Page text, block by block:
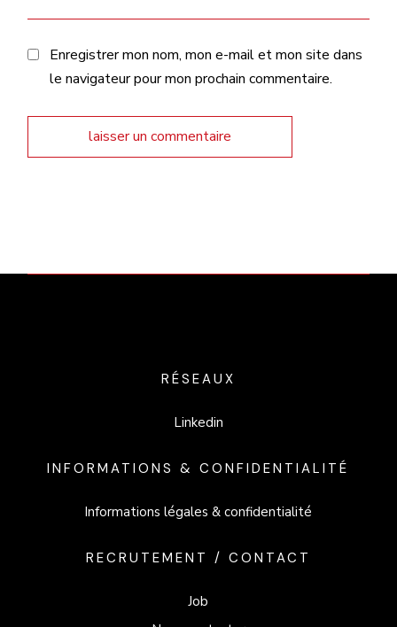
Enregistrer mon nom, mon e-mail et mon site dans
le navigateur pour mon prochain commentaire.
laisser un commentaire
RÉSEAUX
Linkedin
INFORMATIONS & CONFIDENTIALITÉ
Informations légales & confidentialité
RECRUTEMENT / CONTACT
Job